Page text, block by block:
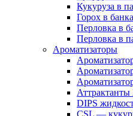
Кукуруза в
Горох в
Перловка в
Перловка в
Ароматизаторы
Аттрактанты
DIPS
CSL —